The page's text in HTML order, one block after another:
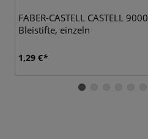
FABER-CASTELL CASTELL 9000
Bleistifte, einzeln
1,29 €